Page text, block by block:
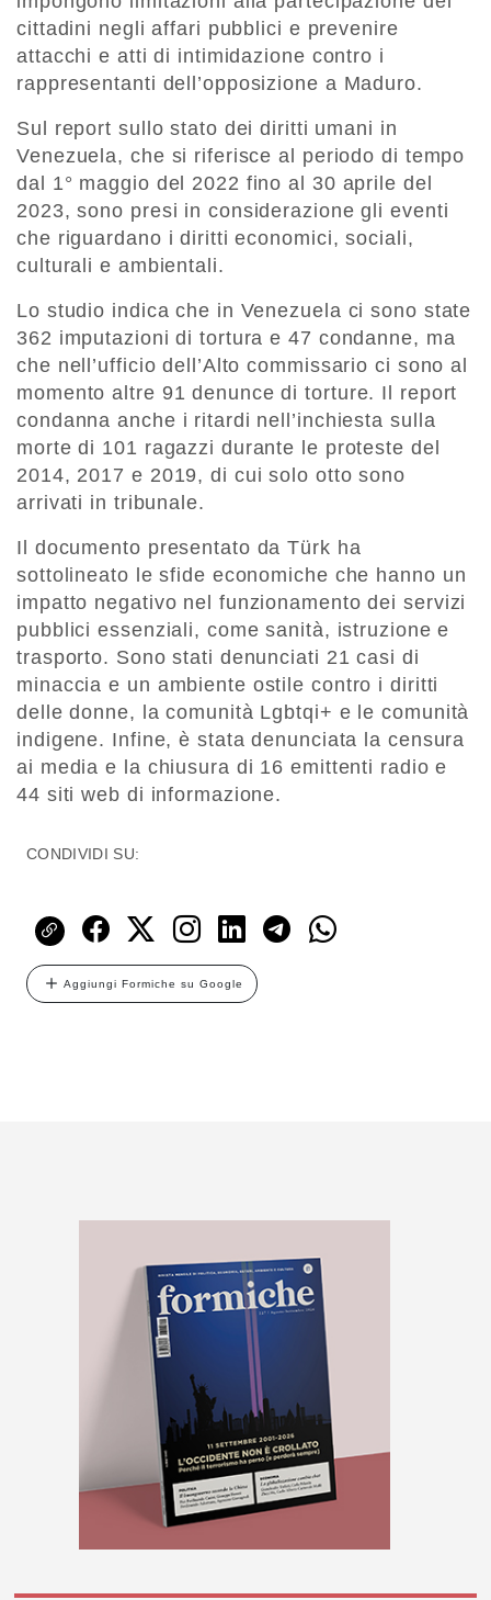
cittadini negli affari pubblici e prevenire
attacchi e atti di intimidazione contro i
rappresentanti dell’opposizione a Maduro.
Sul report sullo stato dei diritti umani in
Venezuela, che si riferisce al periodo di tempo
dal 1° maggio del 2022 fino al 30 aprile del
2023, sono presi in considerazione gli eventi
che riguardano i diritti economici, sociali,
culturali e ambientali.
Lo studio indica che in Venezuela ci sono state
362 imputazioni di tortura e 47 condanne, ma
che nell’ufficio dell’Alto commissario ci sono al
momento altre 91 denunce di torture. Il report
condanna anche i ritardi nell’inchiesta sulla
morte di 101 ragazzi durante le proteste del
2014, 2017 e 2019, di cui solo otto sono
arrivati in tribunale.
Il documento presentato da Türk ha
sottolineato le sfide economiche che hanno un
impatto negativo nel funzionamento dei servizi
pubblici essenziali, come sanità, istruzione e
trasporto. Sono stati denunciati 21 casi di
minaccia e un ambiente ostile contro i diritti
delle donne, la comunità Lgbtqi+ e le comunità
indigene. Infine, è stata denunciata la censura
ai media e la chiusura di 16 emittenti radio e
44 siti web di informazione.
CONDIVIDI SU:
Aggiungi Formiche su Google